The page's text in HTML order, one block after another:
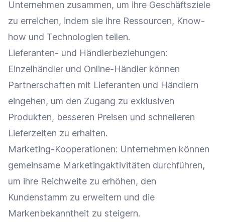
Unternehmen zusammen, um ihre Geschäftsziele
zu erreichen, indem sie ihre Ressourcen, Know-
how und Technologien teilen.
Lieferanten- und Händlerbeziehungen:
Einzelhändler und Online-Händler können
Partnerschaften mit Lieferanten und Händlern
eingehen, um den Zugang zu exklusiven
Produkten, besseren Preisen und schnelleren
Lieferzeiten zu erhalten.
Marketing-Kooperationen: Unternehmen können
gemeinsame Marketingaktivitäten durchführen,
um ihre Reichweite zu erhöhen, den
Kundenstamm zu erweitern und die
Markenbekanntheit zu steigern.